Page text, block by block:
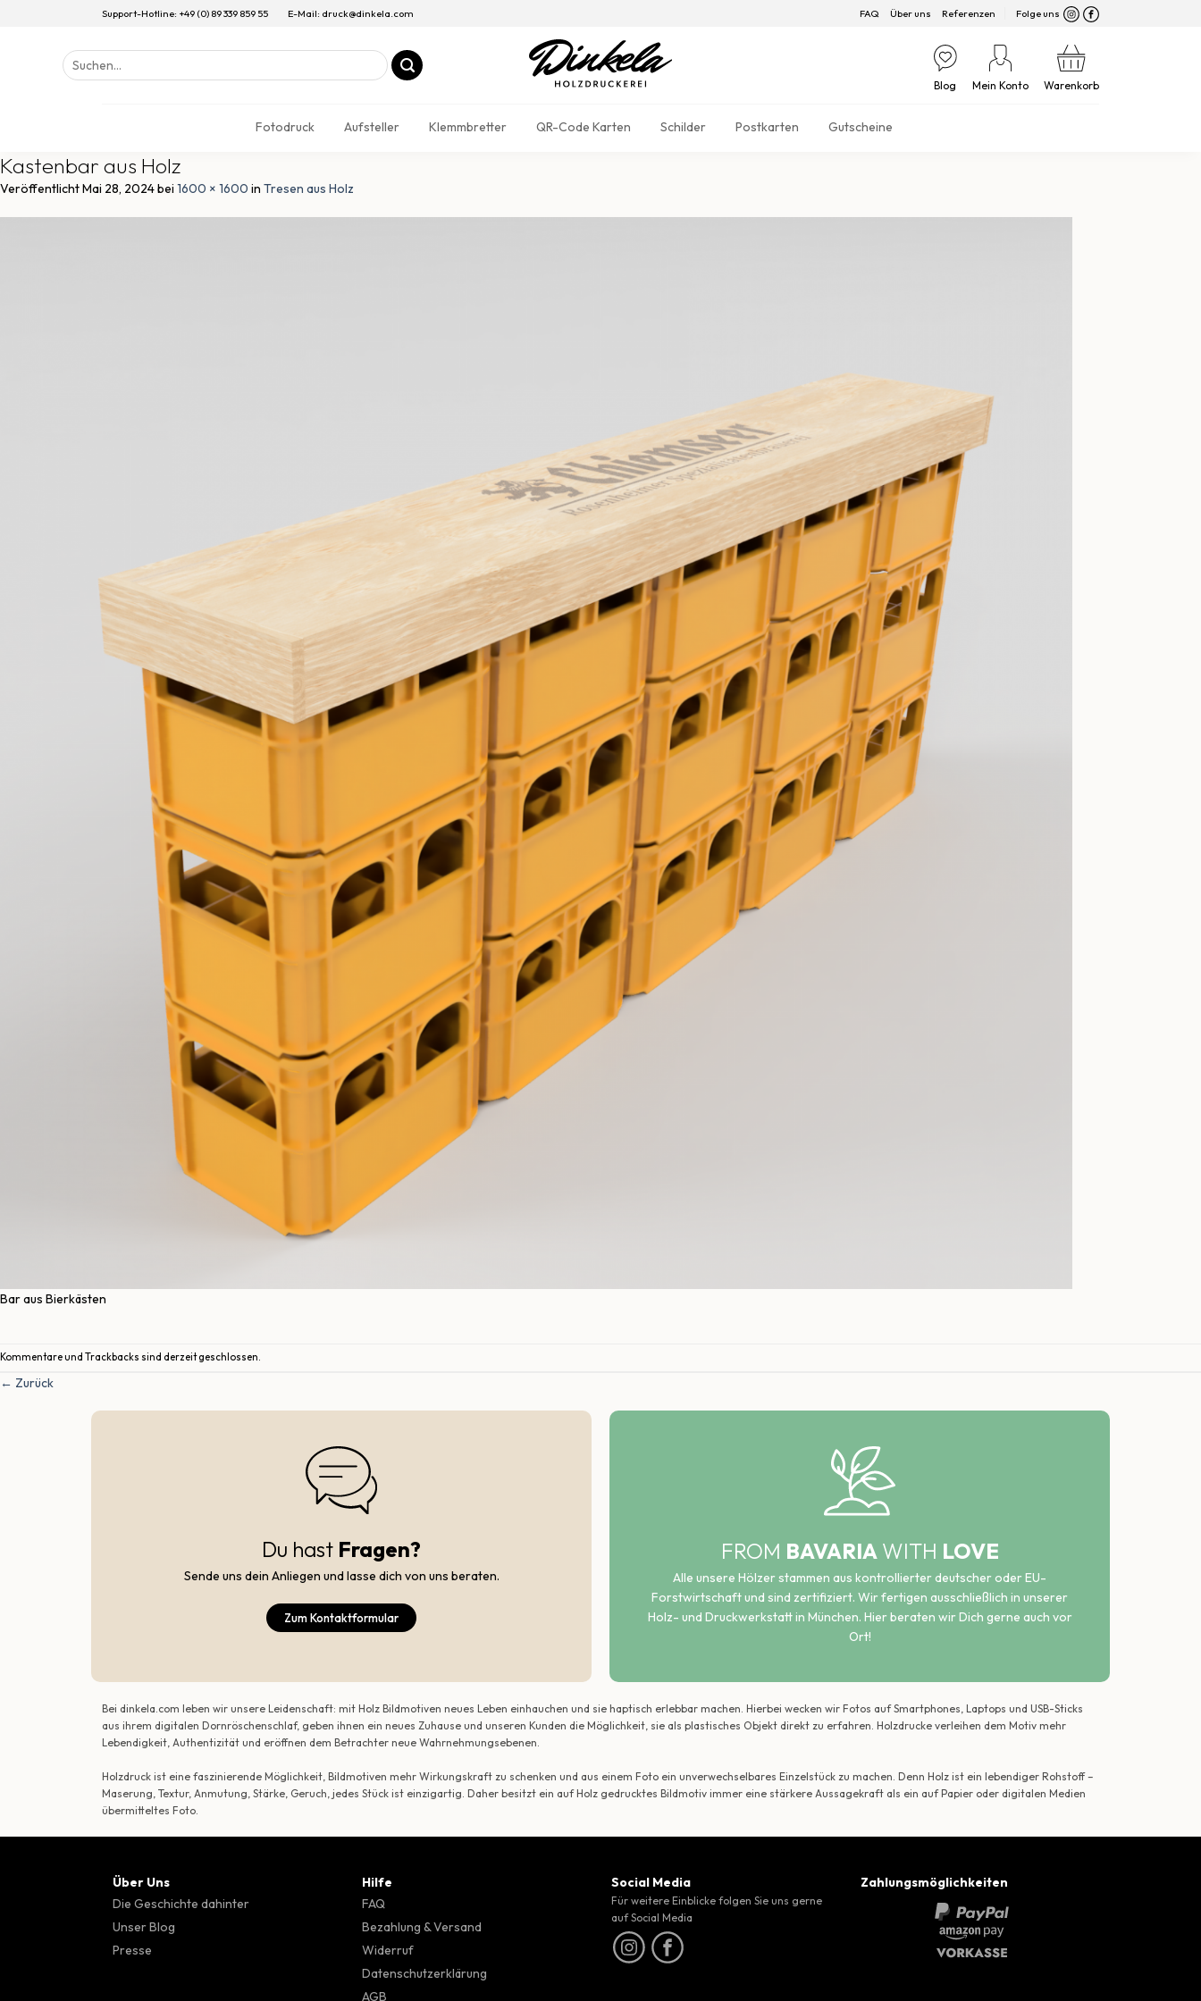
Support-Hotline: +49 (0) 89 339 859 55 E-Mail: druck@dinkela.com FAQ Über uns Referenzen Folge uns
Suchen
nach:
Blog Mein Konto Warenkorb
Fotodruck Aufsteller Klemmbretter QR-Code Karten Schilder Postkarten Gutscheine
Kastenbar aus Holz
VeröffentlichtMai 28, 2024bei 1600 × 1600 in Tresen aus Holz
Bar aus Bierkästen
Kommentare und Trackbacks sind derzeit geschlossen.
← Zurück
Du hast Fragen?
Sende uns dein Anliegen und lasse dich von uns beraten.
Zum Kontaktformular
FROM BAVARIA WITH LOVE
Alle unsere Hölzer stammen aus kontrollierter deutscher oder EU-
Forstwirtschaft und sind zertifiziert. Wir fertigen ausschließlich in unserer
Holz- und Druckwerkstatt in München. Hier beraten wir Dich gerne auch vor
Ort!
Bei dinkela.com leben wir unsere Leidenschaft: mit Holz Bildmotiven neues Leben einhauchen und sie haptisch erlebbar machen. Hierbei wecken wir Fotos auf Smartphones, Laptops und USB-Sticks
aus ihrem digitalen Dornröschenschlaf, geben ihnen ein neues Zuhause und unseren Kunden die Möglichkeit, sie als plastisches Objekt direkt zu erfahren. Holzdrucke verleihen dem Motiv mehr
Lebendigkeit, Authentizität und eröffnen dem Betrachter neue Wahrnehmungsebenen.
Holzdruck ist eine faszinierende Möglichkeit, Bildmotiven mehr Wirkungskraft zu schenken und aus einem Foto ein unverwechselbares Einzelstück zu machen. Denn Holz ist ein lebendiger Rohstoff –
Maserung, Textur, Anmutung, Stärke, Geruch, jedes Stück ist einzigartig. Daher besitzt ein auf Holz gedrucktes Bildmotiv immer eine stärkere Aussagekraft als ein auf Papier oder digitalen Medien
übermitteltes Foto.
Über Uns
Die Geschichte dahinter
Unser Blog
Presse
Hilfe
FAQ
Bezahlung & Versand
Widerruf
Datenschutzerklärung
AGB
Social Media
Für weitere Einblicke folgen Sie uns gerne
auf Social Media
Zahlungsmöglichkeiten